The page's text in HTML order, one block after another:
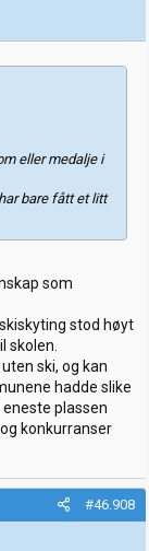
eller medalje i
bare fått et litt
som
stod høyt
skolen.
ski, og kan
hadde slike
plassen
konkurranser
#46.908